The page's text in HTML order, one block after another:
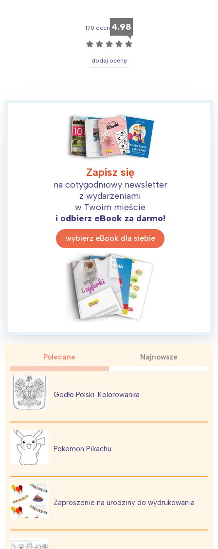
170 ocen 4.98
☆ ☆ ☆ ☆ ☆
dodaj ocenę
Zapisz się
na cotygodniowy newsletter
z wydarzeniami
w Twoim mieście
i odbierz eBook za darmo!
wybierz eBook dla siebie
Polecane Najnowsze
Godło Polski. Kolorowanka
Pokemon Pikachu
Zaproszenie na urodziny do wydrukowania